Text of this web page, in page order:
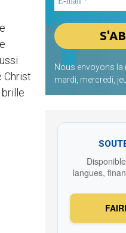
Christ
brille
Nous envoyons la
mardi, mercredi,
langues,